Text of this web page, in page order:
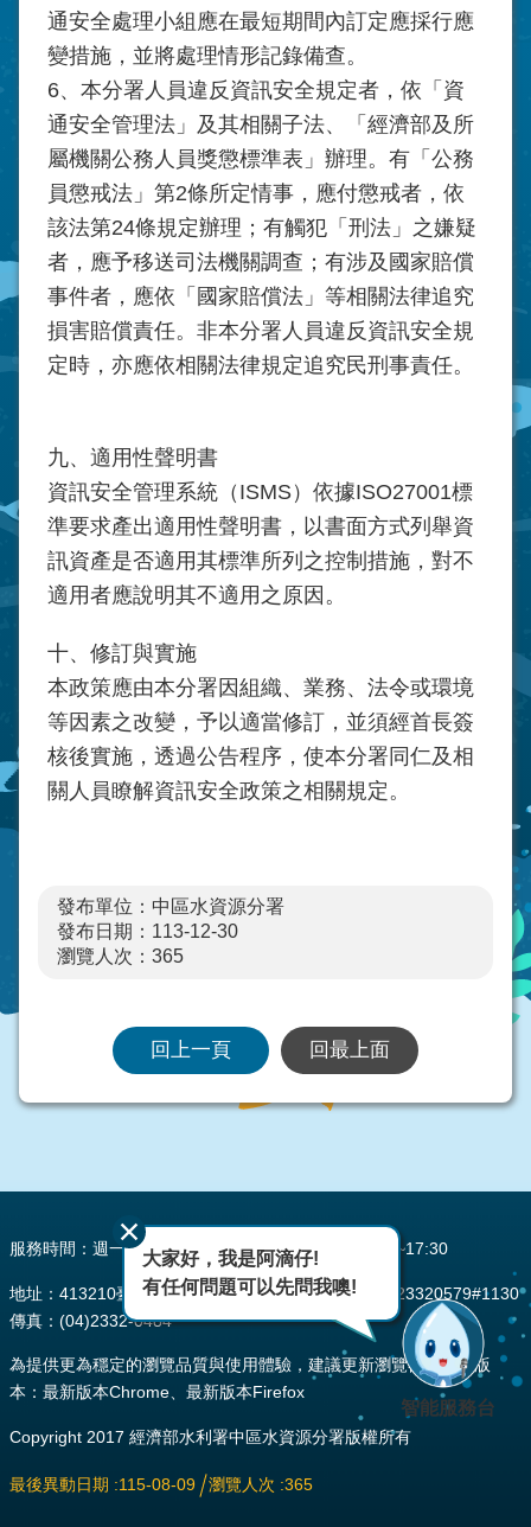
通安全處理小組應在最短期間內訂定應採行應
變措施，並將處理情形記錄備查。
6、本分署人員違反資訊安全規定者，依「資
通安全管理法」及其相關子法、「經濟部及所
屬機關公務人員獎懲標準表」辦理。有「公務
員懲戒法」第2條所定情事，應付懲戒者，依
該法第24條規定辦理；有觸犯「刑法」之嫌疑
者，應予移送司法機關調查；有涉及國家賠償
事件者，應依「國家賠償法」等相關法律追究
損害賠償責任。非本分署人員違反資訊安全規
定時，亦應依相關法律規定追究民刑事責任。
九、適用性聲明書
資訊安全管理系統（ISMS）依據ISO27001標
準要求產出適用性聲明書，以書面方式列舉資
訊資產是否適用其標準所列之控制措施，對不
適用者應說明其不適用之原因。
十、修訂與實施
本政策應由本分署因組織、業務、法令或環境
等因素之改變，予以適當修訂，並須經首長簽
核後實施，透過公告程序，使本分署同仁及相
關人員瞭解資訊安全政策之相關規定。
發布單位：中區水資源分署
發布日期：113-12-30
瀏覽人次： 365
回上一頁 回最上面
服務時間：週一至週五 AM08:00~12:00 PM13:30~17:30
地址：413210臺中市霧峰區峰堤路195號 電話：(04)23320579#1130
傳真：(04)2332-0484
為提供更為穩定的瀏覽品質與使用體驗，建議更新瀏覽器至以下版
本：最新版本Chrome、最新版本Firefox
Copyright 2017 經濟部水利署中區水資源分署版權所有
最後異動日期 115-08-09 瀏覽人次 365
大家好，我是阿滴仔!
有任何問題可以先問我噢!
智能服務台